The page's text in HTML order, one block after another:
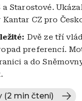
Starostové.
CZ pro
Dvě ze tří
preferencí.
a do
(2 min čtení)